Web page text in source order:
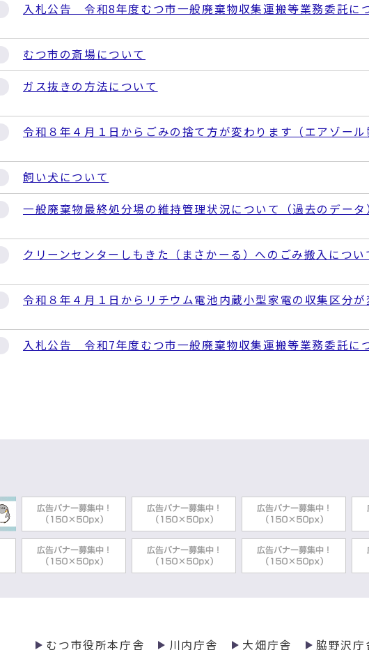
入札公告 令和8年度むつ市一般廃棄物収集運搬等業務委託に
むつ市の斎場について
ガス抜きの方法について
令和８年４月１日からごみの捨て方が変わります（エアゾール
飼い犬について
一般廃棄物最終処分場の維持管理状況について（過去のデータ
クリーンセンターしもきた（まさかーる）へのごみ搬入につい
令和８年４月１日からリチウム電池内蔵小型家電の収集区分が
入札公告 令和7年度むつ市一般廃棄物収集運搬等業務委託に
むつ運動公園交通広場について
交通安全情報【令和7年6月末現在】
むつ市役所本庁舎 川内庁舎 大畑庁舎 脇野沢庁